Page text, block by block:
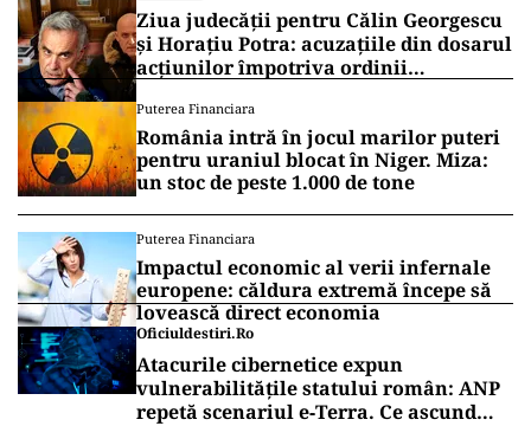
Ziua judecății pentru Călin Georgescu
și Horațiu Potra: acuzațiile din dosarul
acțiunilor împotriva ordinii
de la Înalta Curte
Puterea Financiara
România intră în jocul marilor puteri
pentru uraniul blocat în Niger. Miza:
un stoc de peste 1.000 de tone
Puterea Financiara
Impactul economic al verii infernale
europene: căldura extremă începe să
lovească direct economia
Oficiuldestiri.ro
Atacurile cibernetice expun
vulnerabilitățile statului român: ANP
repetă scenariul e‑Terra. Ce ascund